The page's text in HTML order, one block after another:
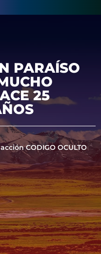
PARAÍSO
25
CODIGO OCULTO